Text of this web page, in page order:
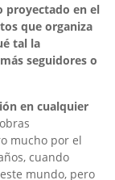
proyectado en el
que organiza
tal la
seguidores o
en cualquier
mucho por el
cuando
mundo, pero